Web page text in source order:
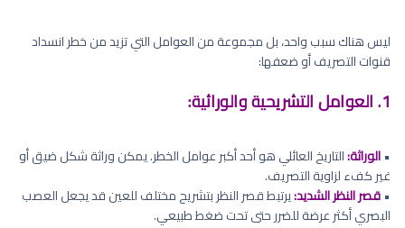
ليس هناك سبب واحد، بل مجموعة من العوامل التي تزيد من خطر انسداد
قنوات التصريف أو ضعفها:
1. العوامل التشريحية والوراثية:
•الوراثة:التاريخ العائلي هو أحد أكبر عوامل الخطر. يمكن وراثة شكل ضيق أو
غير كفء لزاوية التصريف.
•قصر النظر الشديد:يرتبط قصر النظر بتشريح مختلف للعين قد يجعل العصب
البصري أكثر عرضة للضرر حتى تحت ضغط طبيعي.